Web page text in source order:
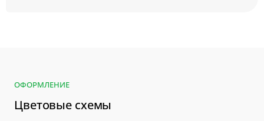
ОФОРМЛЕНИЕ
Цветовые схемы